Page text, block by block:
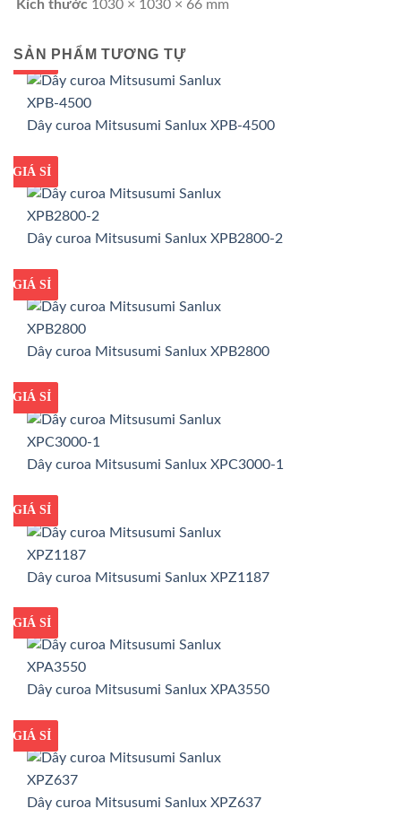
Kích thước 1030 × 1030 × 66 mm
SẢN PHẨM TƯƠNG TỰ
GIÁ TỐT
GIÁ SỈ
Dây curoa Mitsusumi Sanlux XPB-4500
GIÁ TỐT
GIÁ SỈ
Dây curoa Mitsusumi Sanlux XPB2800-2
GIÁ TỐT
GIÁ SỈ
Dây curoa Mitsusumi Sanlux XPB2800
GIÁ TỐT
GIÁ SỈ
Dây curoa Mitsusumi Sanlux XPC3000-1
GIÁ TỐT
GIÁ SỈ
Dây curoa Mitsusumi Sanlux XPZ1187
GIÁ TỐT
GIÁ SỈ
Dây curoa Mitsusumi Sanlux XPA3550
GIÁ TỐT
GIÁ SỈ
Dây curoa Mitsusumi Sanlux XPZ637